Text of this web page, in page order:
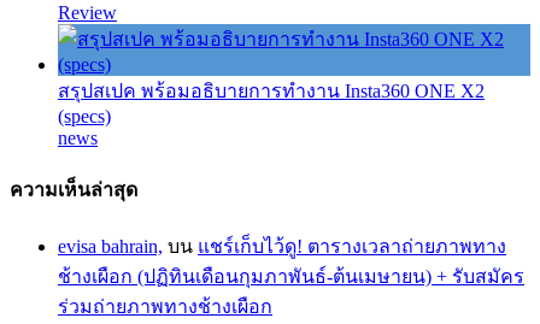
Review
สรุปสเปค พร้อมอธิบายการทำงาน Insta360 ONE X2
(specs)
news
ความเห็นล่าสุด
evisa bahrain, บน แชร์เก็บไว้ดู! ตารางเวลาถ่ายภาพทาง
ช้างเผือก (ปฏิทินเดือนกุมภาพันธ์-ต้นเมษายน) + รับสมัคร
ร่วมถ่ายภาพทางช้างเผือก